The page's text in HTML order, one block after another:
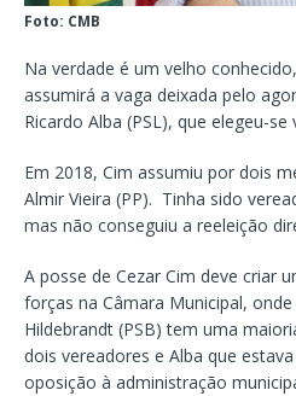
Foto: CMB
Na verdade é um velho
assumirá a vaga deixada pelo
Ricardo Alba (PSL), que elegeu-se
Em 2018, Cim assumiu por dois
Almir Vieira (PP). Tinha sido
mas não conseguiu a reeleição
A posse de Cezar Cim deve criar
forças na Câmara Municipal,
Hildebrandt (PSB) tem uma
dois vereadores e Alba que
oposição à administração